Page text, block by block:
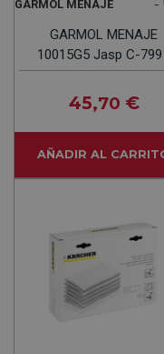
GARMOL MENAJE -
GARMOL MENAJE
10015G5 Jasp C-
Carro De La Compra
45,70 €
AÑADIR AL